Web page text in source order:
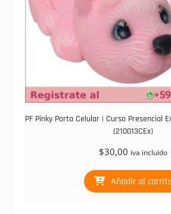
PF Pinky Porta Celular | Curso Presencial
(210013CEx)
$30,00 iva incluido
Añadir al